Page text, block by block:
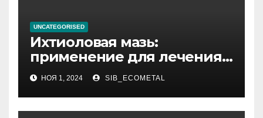
UNCATEGORISED
Ихтиоловая мазь:
применение для лечения
фурункулов
НОЯ 1, 2024 SIB_ECOMETAL